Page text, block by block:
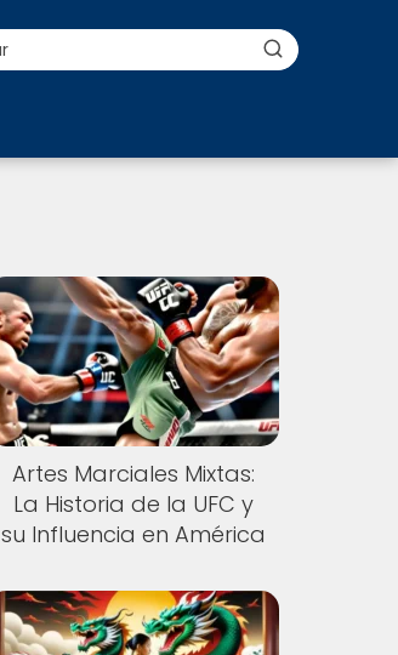
Artes Marciales Mixtas:
La Historia de la UFC y
su Influencia en América